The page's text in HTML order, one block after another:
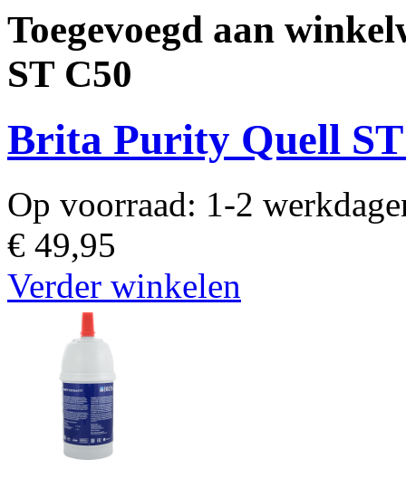
Toegevoegd aan
ST C50
Brita Purity Quell
Op voorraad: 1-2
€ 49,95
Verder winkelen